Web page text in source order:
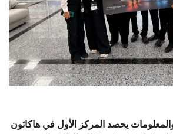
يحصد المركز الأول في هاكاثون